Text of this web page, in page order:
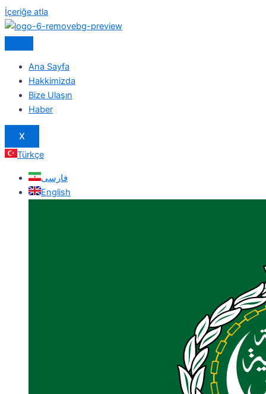
İçeriğe atla
Ana Sayfa
Hakkimizda
Bize Ulaşın
Haber
X
Türkçe
فارسی
English